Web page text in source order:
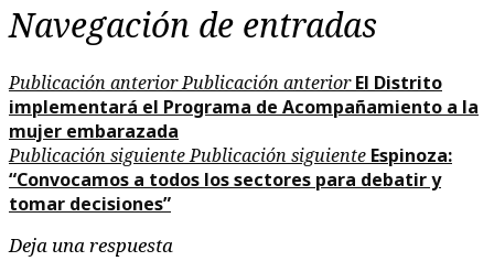
Navegación de entradas
Publicación anteriorPublicación anterior El Distrito
implementará el Programa de Acompañamiento a la
mujer embarazada
Publicación siguientePublicación siguiente Espinoza:
“Convocamos a todos los sectores para debatir y
tomar decisiones”
Deja una respuesta